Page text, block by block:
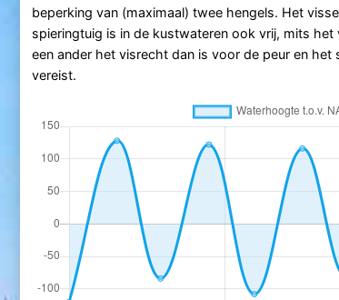
beperking van (maximaal) twee hengels. Het
spieringtuig is in de kustwateren ook vrij, mits
een ander het visrecht dan is voor de peur en het
vereist.